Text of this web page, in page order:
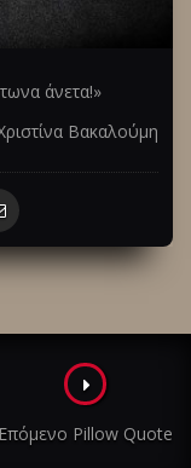
άνετα!»
Βακαλούμη
Επόμενο Pillow Quote